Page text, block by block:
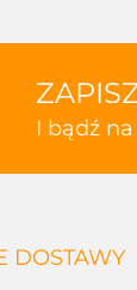
I bądź
DOSTAWY